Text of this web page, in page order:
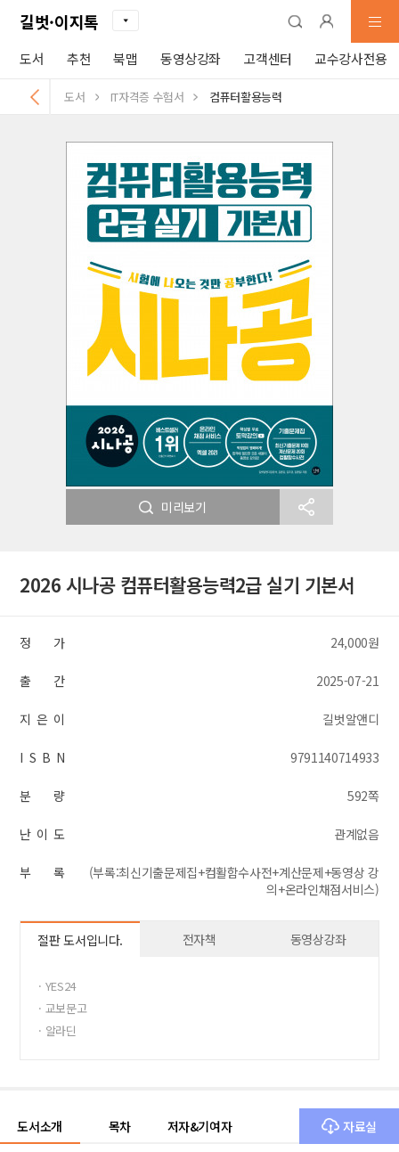
길벗·이지톡
도서 추천 북맵 동영상강좌 고객센터 교수강사전용
도서 IT자격증 수험서 컴퓨터활용능력
미리보기
2026 시나공 컴퓨터활용능력2급 실기 기본서
정 가 24,000원
출 간 2025-07-21
지 은 이 길벗알앤디
I S B N 9791140714933
분 량 592쪽
난 이 도 관계없음
부 록
(부록:최신기출문제집+컴활함수사전+계산문제+동영상 강
의+온라인채점서비스)
절판 도서입니다. 전자책 동영상강좌
· YES24
· 교보문고
· 알라딘
도서소개 목차 저자&기여자 자료실